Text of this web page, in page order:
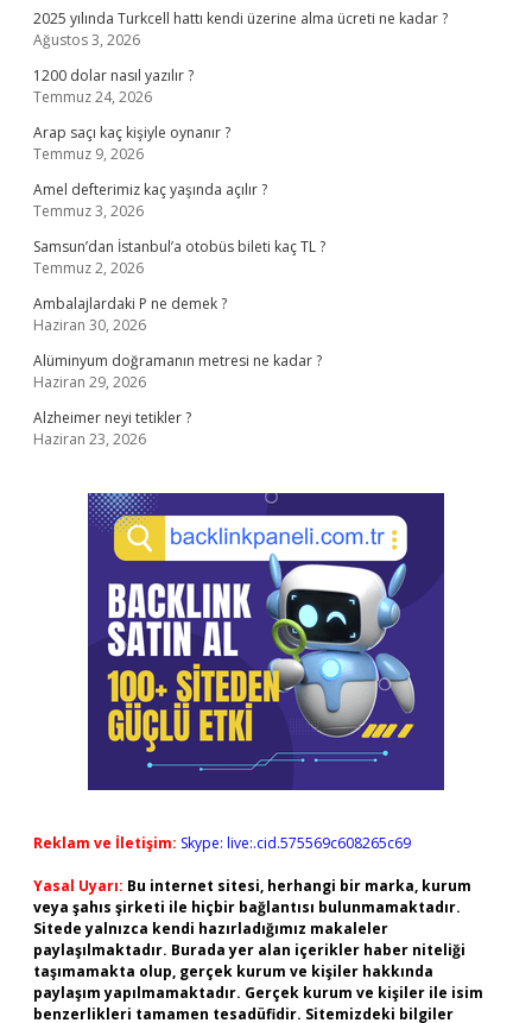
2025 yılında Turkcell hattı kendi üzerine alma ücreti ne kadar ?
Ağustos 3, 2026
1200 dolar nasıl yazılır ?
Temmuz 24, 2026
Arap saçı kaç kişiyle oynanır ?
Temmuz 9, 2026
Amel defterimiz kaç yaşında açılır ?
Temmuz 3, 2026
Samsun’dan İstanbul’a otobüs bileti kaç TL ?
Temmuz 2, 2026
Ambalajlardaki P ne demek ?
Haziran 30, 2026
Alüminyum doğramanın metresi ne kadar ?
Haziran 29, 2026
Alzheimer neyi tetikler ?
Haziran 23, 2026
Reklam ve İletişim: Skype: live:.cid.575569c608265c69
Yasal Uyarı: Bu internet sitesi, herhangi bir marka, kurum
veya şahıs şirketi ile hiçbir bağlantısı bulunmamaktadır.
Sitede yalnızca kendi hazırladığımız makaleler
paylaşılmaktadır. Burada yer alan içerikler haber niteliği
taşımamakta olup, gerçek kurum ve kişiler hakkında
paylaşım yapılmamaktadır. Gerçek kurum ve kişiler ile isim
benzerlikleri tamamen tesadüfidir. Sitemizdeki bilgiler